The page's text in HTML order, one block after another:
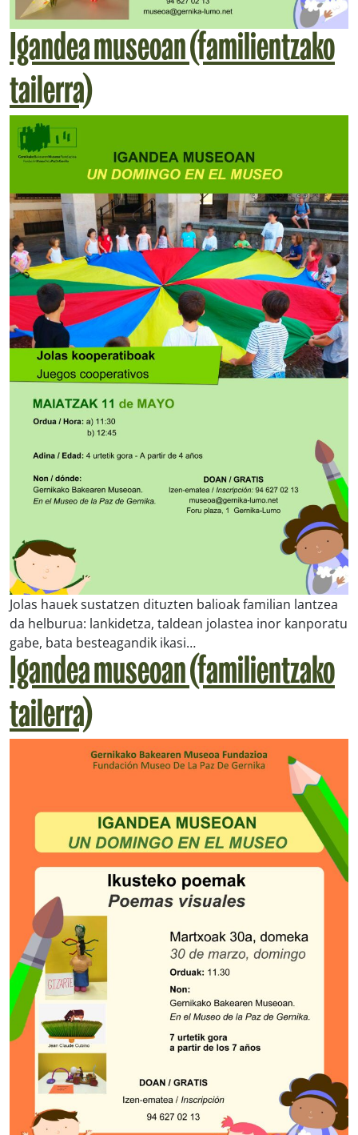
Igandea museoan (familientzako
tailerra)
Jolas hauek sustatzen dituzten balioak familian lantzea
da helburua: lankidetza, taldean jolastea inor kanporatu
gabe, bata besteagandik ikasi…
Igandea museoan (familientzako
tailerra)